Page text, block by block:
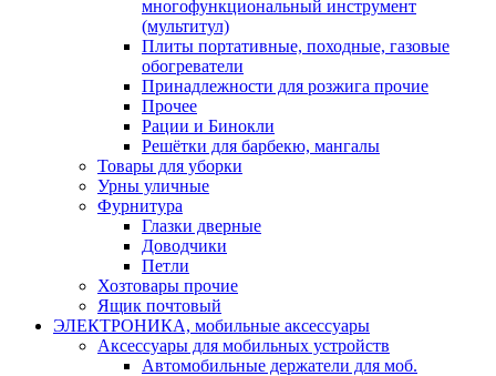
многофункциональный инструмент
(мультитул)
Плиты портативные, походные, газовые
обогреватели
Принадлежности для розжига прочие
Прочее
Рации и Бинокли
Решётки для барбекю, мангалы
Товары для уборки
Урны уличные
Фурнитура
Глазки дверные
Доводчики
Петли
Хозтовары прочие
Ящик почтовый
ЭЛЕКТРОНИКА, мобильные аксессуары
Аксессуары для мобильных устройств
Автомобильные держатели для моб.